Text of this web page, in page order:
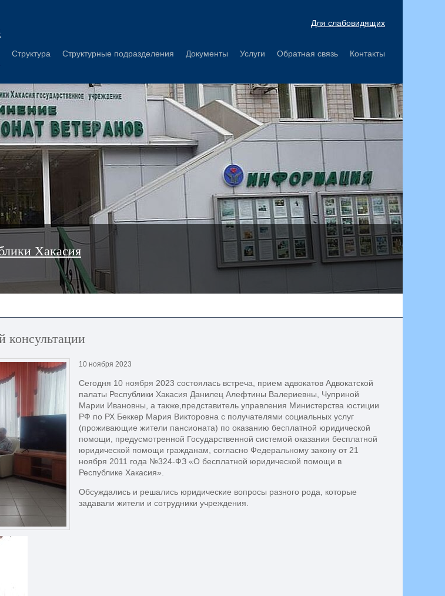
Для слабовидящих
Структура Структурные подразделения Документы Услуги Обратная связь Контакты
Хакасия
консультации
10 ноября 2023
Сегодня 10 ноября 2023 состоялась встреча, прием адвокатов Адвокатской
палаты Республики Хакасия Данилец Алефтины Валериевны, Чуприной
Марии Ивановны, а также,представитель управления Министерства юстиции
РФ по РХ Беккер Мария Викторовна с получателями социальных услуг
(проживающие жители пансионата) по оказанию бесплатной юридической
помощи, предусмотренной Государственной системой оказания бесплатной
юридической помощи гражданам, согласно Федеральному закону от 21
ноября 2011 года №324-ФЗ «О бесплатной юридической помощи в
Республике Хакасия».
Обсуждались и решались юридические вопросы разного рода, которые
задавали жители и сотрудники учреждения.